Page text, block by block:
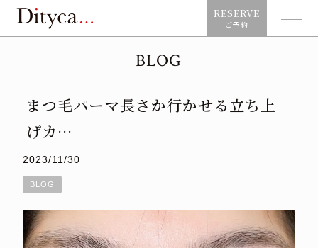
RESERVE
ご予約
BLOG
まつ毛パーマ長さか行かせる立ち上
げカ…
2023/11/30
BLOG